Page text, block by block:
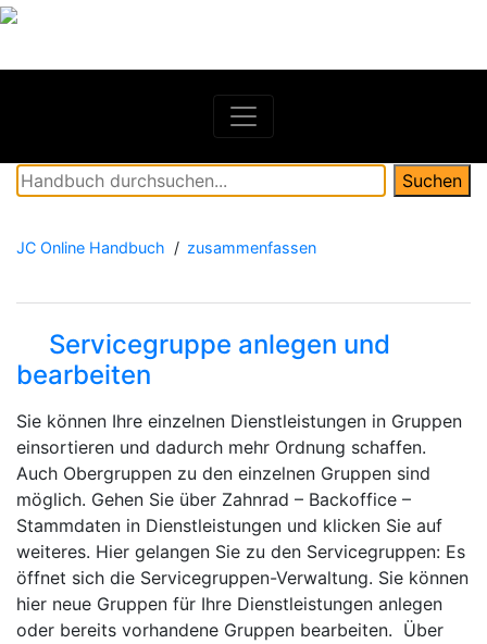
Springe
Inhalt
Search
for:
Suchen
JC Online Handbuch zusammenfassen
Servicegruppe anlegen und
bearbeiten
Sie können Ihre einzelnen Dienstleistungen in Gruppen
einsortieren und dadurch mehr Ordnung schaffen.
Auch Obergruppen zu den einzelnen Gruppen sind
möglich. Gehen Sie über Zahnrad – Backoffice –
Stammdaten in Dienstleistungen und klicken Sie auf
weiteres. Hier gelangen Sie zu den Servicegruppen: Es
öffnet sich die Servicegruppen-Verwaltung. Sie können
hier neue Gruppen für Ihre Dienstleistungen anlegen
oder bereits vorhandene Gruppen bearbeiten. Über